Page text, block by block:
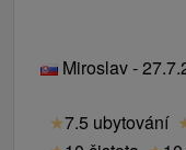
Miroslav -
★7.5 ubytování